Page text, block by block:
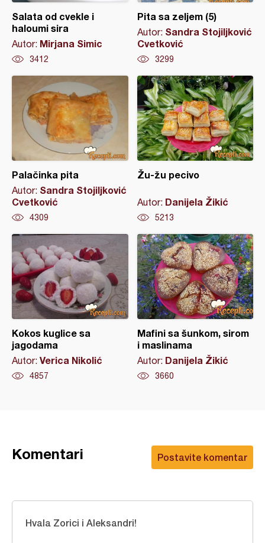
Salata od cvekle i
haloumi sira
Autor: Mirjana Simic
3412
Pita sa zeljem (5)
Autor: Sandra Stojiljković
Cvetković
3299
Palačinka pita
Autor: Sandra Stojiljković
Cvetković
4309
Žu-žu pecivo
Autor: Danijela Žikić
5213
Kokos kuglice sa
jagodama
Autor: Verica Nikolić
4857
Mafini sa šunkom, sirom
i maslinama
Autor: Danijela Žikić
3660
Postavite komentar
Komentari
Hvala Zorici i Aleksandri!